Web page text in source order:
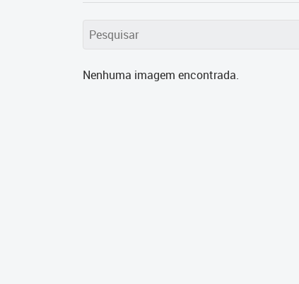
Nenhuma imagem encontrada.